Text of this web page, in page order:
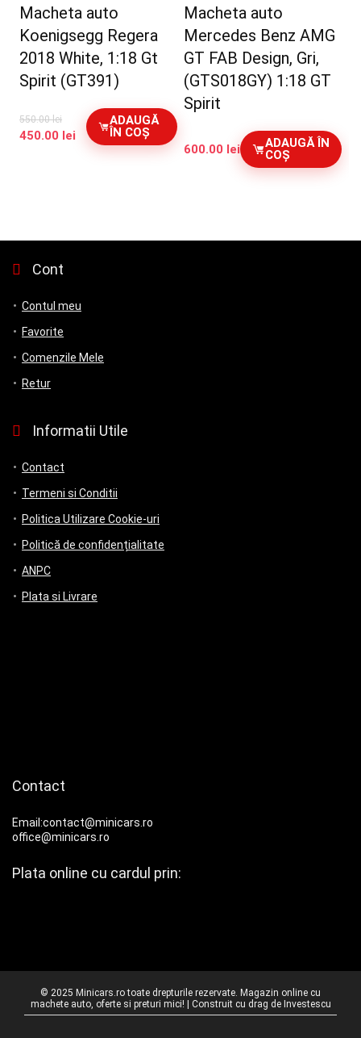
Macheta auto
Koenigsegg Regera
2018 White, 1:18 Gt
Spirit (GT391)
550.00lei
Prețul
450.00 lei Prețul
curent
ADAUGĂ
ÎN COȘ
Macheta auto
Mercedes Benz AMG
GT FAB Design, Gri,
(GTS018GY) 1:18 GT
Spirit
600.00 lei
ADAUGĂ ÎN
COȘ
Cont
Contul meu
Favorite
Comenzile Mele
Retur
Informatii Utile
Contact
Termeni si Conditii
Politica Utilizare Cookie-uri
Politică de confidențialitate
ANPC
Plata si Livrare
Contact
Email:contact@minicars.ro
office@minicars.ro
Plata online cu cardul prin:
© 2025 Minicars.ro toate drepturile rezervate. Magazin online cu
machete auto, oferte si preturi mici! | Construit cu drag de Investescu